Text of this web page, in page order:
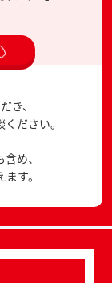
き、
ださい。
め、
す。